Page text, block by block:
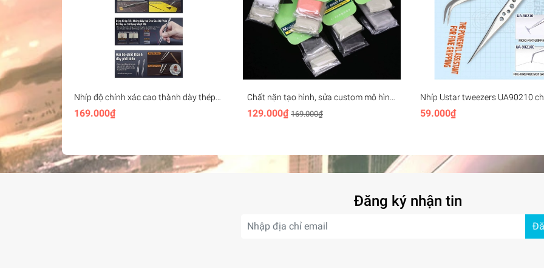
Nhíp độ chính xác cao thành dày thép
không gỉ Stedi Thick-walled Strong
Precision Tweezers
169.000₫
Chất nặn tạo hình, sửa custom mô hình
Epoxy Putty AB SNDME
129.000₫ 169.000₫
Nhíp Ustar tweezers UA90210
tĩnh điện, độ chính xác cao Anti-
High Precision
59.000₫
Đăng ký nhận tin